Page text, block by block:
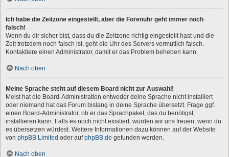
Ich habe die Zeitzone eingestellt, aber die Forenuhr geht immer noch
falsch!
Wenn du dir sicher bist, dass du die Zeitzone richtig eingestellt hast und die
Zeit trotzdem noch falsch ist, geht die Uhr des Servers vermutlich falsch.
Kontaktiere einen Administrator, damit er das Problem beheben kann.
Nach oben
Meine Sprache steht auf diesem Board nicht zur Auswahl!
Meist hat die Board-Administration entweder deine Sprache nicht installiert
oder niemand hat das Forum bislang in deine Sprache übersetzt. Frage ggf.
einen Board-Administrator, ob er das Sprachpaket, das du benötigst,
installieren kann. Falls es noch nicht existiert, würden wir uns freuen, wenn du
es übersetzen würdest. Weitere Informationen dazu können auf der Website
von phpBB Limited oder aufphpBB.de gefunden werden.
Nach oben